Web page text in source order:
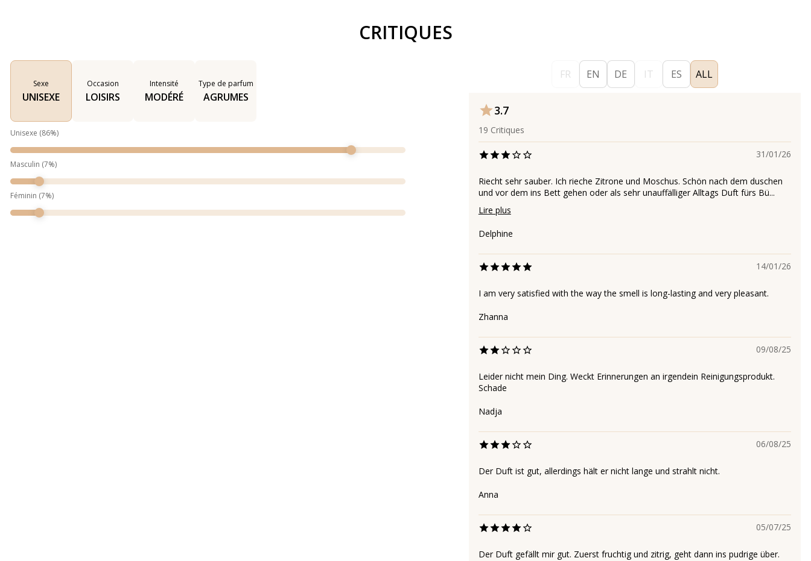
CRITIQUES
Sexe
UNISEXE
Occasion
LOISIRS
Intensité
MODÉRÉ
Type de parfum
AGRUMES
Unisexe (86%)
Masculin (7%)
Féminin (7%)
FR EN DE IT ES ALL
3.7
19 Critiques
31/01/26
Riecht sehr sauber. Ich rieche Zitrone und Moschus. Schön nach dem duschen
und vor dem ins Bett gehen oder als sehr unauffälliger Alltags Duft fürs Bü...
Lire plus
Delphine
14/01/26
I am very satisfied with the way the smell is long-lasting and very pleasant.
Zhanna
09/08/25
Leider nicht mein Ding. Weckt Erinnerungen an irgendein Reinigungsprodukt.
Schade
Nadja
06/08/25
Der Duft ist gut, allerdings hält er nicht lange und strahlt nicht.
Anna
05/07/25
Der Duft gefällt mir gut. Zuerst fruchtig und zitrig, geht dann ins pudrige über.